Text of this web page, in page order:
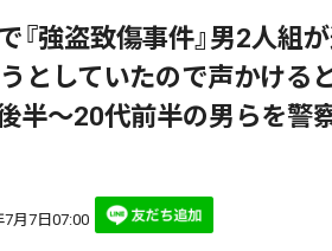
『強盗致傷事件』男2人組
としていたので声かける
半～20代前半の男らを警
7月7日07:00